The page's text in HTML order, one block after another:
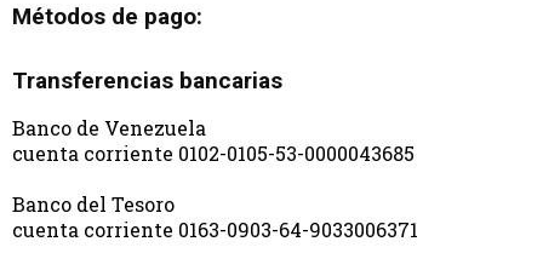
Métodos de pago:
Transferencias bancarias
Banco de Venezuela
cuenta corriente 0102-0105-53-0000043685
Banco del Tesoro
cuenta corriente 0163-0903-64-9033006371